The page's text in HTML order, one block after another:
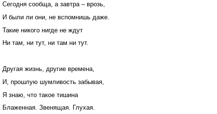
Сегодня сообща, а завтра – врозь,
И были ли они, не вспомнишь даже.
Такие никого нигде не ждут
Ни там, ни тут, ни там ни тут.
Другая жизнь, другие времена,
И, прошлую шумливость забывая,
Я знаю, что такое тишина
Блаженная. Звенящая. Глухая.